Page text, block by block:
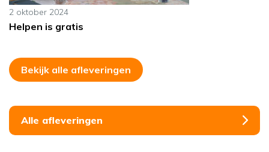
2 oktober 2024
Helpen is gratis
Bekijk alle afleveringen
Alle afleveringen